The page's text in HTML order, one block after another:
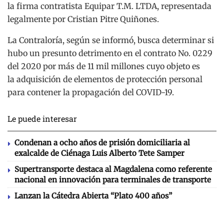
la firma contratista Equipar T.M. LTDA, representada
legalmente por Cristian Pitre Quiñones.
La Contraloría, según se informó, busca determinar si
hubo un presunto detrimento en el contrato No. 0229
del 2020 por más de 11 mil millones cuyo objeto es
la adquisición de elementos de protección personal
para contener la propagación del COVID-19.
Le puede interesar
Condenan a ocho años de prisión domiciliaria al
exalcalde de Ciénaga Luis Alberto Tete Samper
Supertransporte destaca al Magdalena como referente
nacional en innovación para terminales de transporte
Lanzan la Cátedra Abierta “Plato 400 años”